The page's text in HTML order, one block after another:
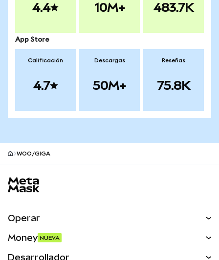
4.4 10M+ 483.7K
App Store
Calificación
4.7
Descargas
50M+
Reseñas
75.8K
WOO/GIGA
Operar
Money NUEVA
Desarrollador